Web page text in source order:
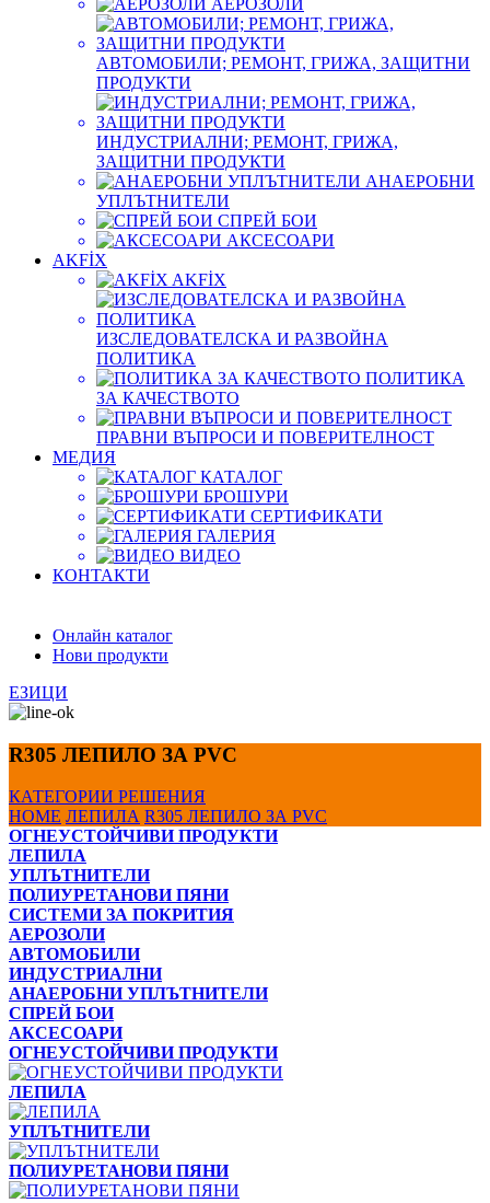
АЕРОЗОЛИ
АВТОМОБИЛИ; РЕМОНТ, ГРИЖА, ЗАЩИТНИ
ПРОДУКТИ
ИНДУСТРИАЛНИ; РЕМОНТ, ГРИЖА,
ЗАЩИТНИ ПРОДУКТИ
АНАЕРОБНИ
УПЛЪТНИТЕЛИ
СПРЕЙ БОИ
АКСЕСОАРИ
AKFİX
AKFİX
ИЗСЛЕДОВАТЕЛСКА И РАЗВОЙНА
ПОЛИТИКА
ПОЛИТИКА
ЗА КАЧЕСТВОТО
ПРАВНИ ВЪПРОСИ И ПОВЕРИТЕЛНОСТ
МЕДИЯ
КАТАЛОГ
БРОШУРИ
СЕРТИФИКАТИ
ГАЛЕРИЯ
ВИДЕО
КОНТАКТИ
Онлайн каталог
Нови продукти
ЕЗИЦИ
R305 ЛЕПИЛО ЗА PVC
КАТЕГОРИИ РЕШЕНИЯ
HOME ЛЕПИЛА R305 ЛЕПИЛО ЗА PVC
ОГНЕУСТОЙЧИВИ ПРОДУКТИ
ЛЕПИЛА
УПЛЪТНИТЕЛИ
ПОЛИУРЕТАНОВИ ПЯНИ
СИСТЕМИ ЗА ПОКРИТИЯ
АЕРОЗОЛИ
АВТОМОБИЛИ
ИНДУСТРИАЛНИ
АНАЕРОБНИ УПЛЪТНИТЕЛИ
СПРЕЙ БОИ
АКСЕСОАРИ
ОГНЕУСТОЙЧИВИ ПРОДУКТИ
ЛЕПИЛА
УПЛЪТНИТЕЛИ
ПОЛИУРЕТАНОВИ ПЯНИ